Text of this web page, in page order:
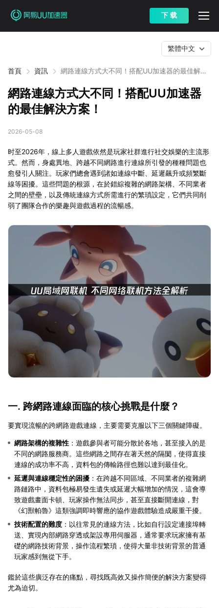
下 载
首頁 資訊
網路連線方式大不同！搭配UU加速器的最佳解決
繁體中文
網路連線方式大不同！搭配UU加速器
的最佳解決方案！
2026-05-08
时至2026年，線上多人遊戲依然是玩家社群進行社交娛樂的主流形
式。然而，身處異地、跨越不同網路進行連線所引發的種種問題也
愈發引人關注。玩家們總會遇到諸如連線中斷、延遲飆升或頻繁斷
線等困擾。這些問題的根源，在於錯綜複雜的網路架構、不同業者
之間的壁壘，以及傳統連線方式所需進行的繁瑣設定，它們共同削
弱了團隊合作的樂趣與遊戲過程的流暢感。
一. 跨網路連線面臨的核心挑戰是什麼？
要實現流暢的跨網路遊戲連線，主要需要克服以下三個關鍵障礙。
網路架構的複雜性 ：遊戲參與者可能分散於各地，甚至接入的是
不同的網路服務商。這些網路之間存在著天然的隔閡，使得直接
連線的成功率不高，資料包的傳輸路徑也難以達到最佳化。
延遲與連線穩定性的困擾 ：在跨越不同區域、不同業者的複雜網
路鏈路中，資料包極易發生遺失或延遲大幅增加的情況，這會導
致遊戲畫面卡頓、玩家操作無法同步，甚至直接斷開連線，對
《幻獸帕魯》這類強調即時響應的協作遊戲體驗造成嚴重干擾。
技術配置的難度 ：以往常見的連線方法，比如自行設定連接埠轉
送、實現內部網路穿透或架設專用伺服器，通常要求玩家擁有基
礎的網路技術背景，操作流程繁瑣，使得大量非技術背景的普通
玩家感到無從下手。
鑑於這些廣泛存在的痛點，尋找既高效又操作簡便的解決方案變得
尤為迫切。